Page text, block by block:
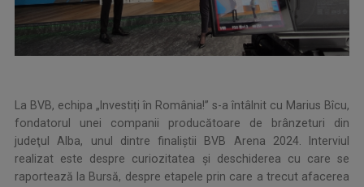
La BVB, echipa „Investiți în România!” s-a întâlnit cu Marius Bîcu,
fondatorul unei companii producătoare de brânzeturi din
judeţul Alba, unul dintre finaliştii BVB Arena 2024. Interviul
realizat este despre curiozitatea și deschiderea cu care se
raportează la Bursă, despre etapele prin care a trecut afacerea